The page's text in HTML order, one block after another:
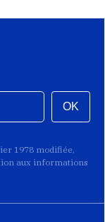
OK
1978 modifiée,
aux informations